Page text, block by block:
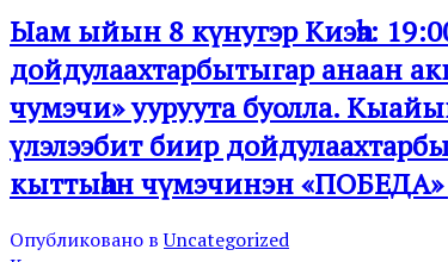
Ыам ыйын 8 күнугэр Киэһэ:
дойдулаахтарбытыгар анаан
чумэчи» ууруута буолла.
үлэлээбит биир
кыттыһан чүмэчинэн
Опубликовано вUncategorized